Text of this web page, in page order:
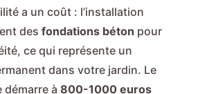
a un coût : l’installation
des fondations béton pour
ce qui représente un
dans votre jardin. Le
démarre à 800-1000 euros